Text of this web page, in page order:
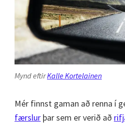
Mynd eftirKalle Kortelainen
Mér finnst gaman að renna í
færslur þar sem er verið að